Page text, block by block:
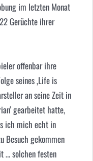
im letzten Monat
Gerüchte ihrer
offenbar ihre
seines ‚Life is
an seine Zeit in
gearbeitet hatte,
ich mich echt in
Besuch gekommen
… solchen festen